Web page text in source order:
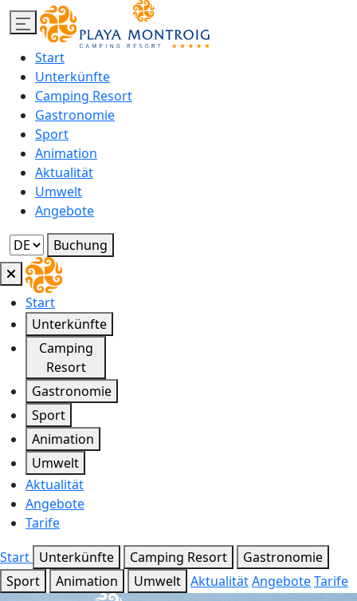
Start
Unterkünfte
Camping Resort
Gastronomie
Sport
Animation
Aktualität
Umwelt
Angebote
Buchung
Start
Unterkünfte
Camping
Resort
Gastronomie
Sport
Animation
Umwelt
Aktualität
Angebote
Tarife
Start Unterkünfte Camping Resort
Gastronomie
Sport
Animation Umwelt AktualitätAngeboteTarife